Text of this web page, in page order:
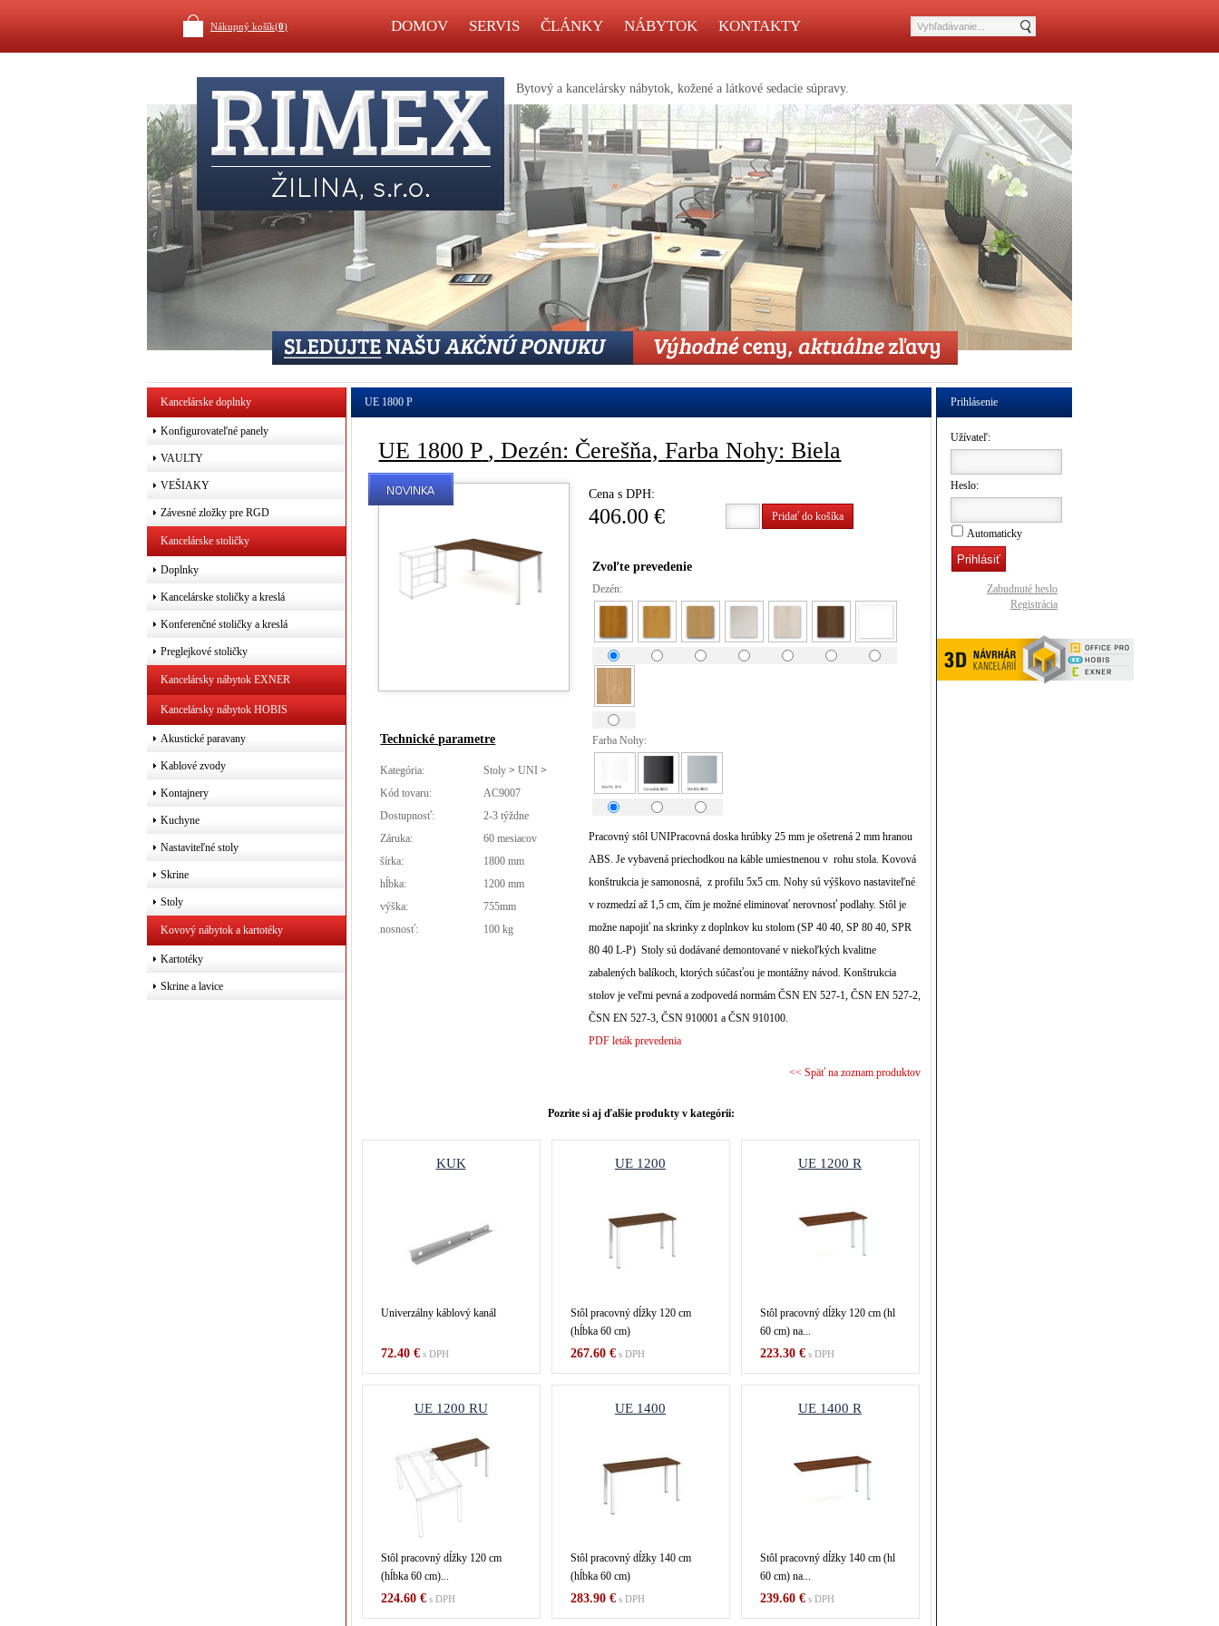
Nákupný košík(0) DOMOV SERVIS ČLÁNKY NÁBYTOK KONTAKTY
Bytový a kancelársky nábytok, kožené a látkové sedacie súpravy.
Kancelárske doplnky
Konfigurovateľné panely
VAULTY
VEŠIAKY
Závesné zložky pre RGD
Kancelárske stoličky
Doplnky
Kancelárske stoličky a kreslá
Konferenčné stoličky a kreslá
Preglejkové stoličky
Kancelársky nábytok EXNER
Kancelársky nábytok HOBIS
Akustické paravany
Kablové zvody
Kontajnery
Kuchyne
Nastaviteľné stoly
Skrine
Stoly
Kovový nábytok a kartotéky
Kartotéky
Skrine a lavice
UE 1800 P
UE 1800 P , Dezén: Čerešňa, Farba Nohy: Biela
Technické parametre
Kategória: Stoly> UNI>
Kód tovaru:
AC9007
Dostupnosť:
2-3 týždne
Záruka:
60 mesiacov
šírka:
1800 mm
hĺbka:
1200 mm
výška:
755mm
nosnosť:
100 kg
Cena s DPH:
406.00 € Pridať do košíka
Zvoľte prevedenie
Dezén:
Farba Nohy:
Pracovný stôl UNIPracovná doska hrúbky 25 mm je ošetrená 2 mm hranou
ABS. Je vybavená priechodkou na káble umiestnenou v rohu stola. Kovová
konštrukcia je samonosná, z profilu 5x5 cm. Nohy sú výškovo nastaviteľné
v rozmedzí až 1,5 cm, čím je možné eliminovať nerovnosť podlahy. Stôl je
možne napojiť na skrinky z doplnkov ku stolom (SP 40 40, SP 80 40, SPR
80 40 L-P) Stoly sú dodávané demontované v niekoľkých kvalitne
zabalených balíkoch, ktorých súčasťou je montážny návod. Konštrukcia
stolov je veľmi pevná a zodpovedá normám ČSN EN 527-1, ČSN EN 527-2,
ČSN EN 527-3, ČSN 910001 a ČSN 910100.
PDF leták prevedenia
<< Späť na zoznam produktov
Pozrite si aj ďalšie produkty v kategórii:
KUK
Univerzálny káblový kanál
72.40 €s DPH
UE 1200
Stôl pracovný dĺžky 120 cm
(hĺbka 60 cm)
267.60 €s DPH
UE 1200 R
Stôl pracovný dĺžky 120 cm (hl
60 cm) na...
223.30 €s DPH
UE 1200 RU
Stôl pracovný dĺžky 120 cm
(hĺbka 60 cm)...
224.60 €s DPH
UE 1400
Stôl pracovný dĺžky 140 cm
(hĺbka 60 cm)
283.90 €s DPH
UE 1400 R
Stôl pracovný dĺžky 140 cm (hl
60 cm) na...
239.60 €s DPH
Prihlásenie
Užívateľ:
Heslo:
Automaticky
Zabudnuté heslo
Registrácia